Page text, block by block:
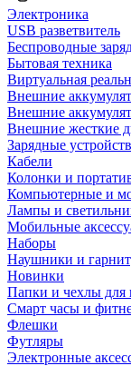
Электроника
USB разветвитель
Беспроводные
Бытовая техника
Виртуальная
Внешние
Внешние
Внешние жесткие
Зарядные
Кабели
Колонки и
Компьютерные и
Лампы и
Мобильные
Наборы
Наушники и
Новинки
Папки и чехлы для
Смарт часы и
Флешки
Футляры
Электронные